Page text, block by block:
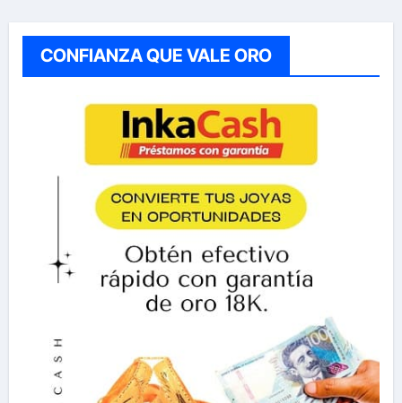
CONFIANZA QUE VALE ORO